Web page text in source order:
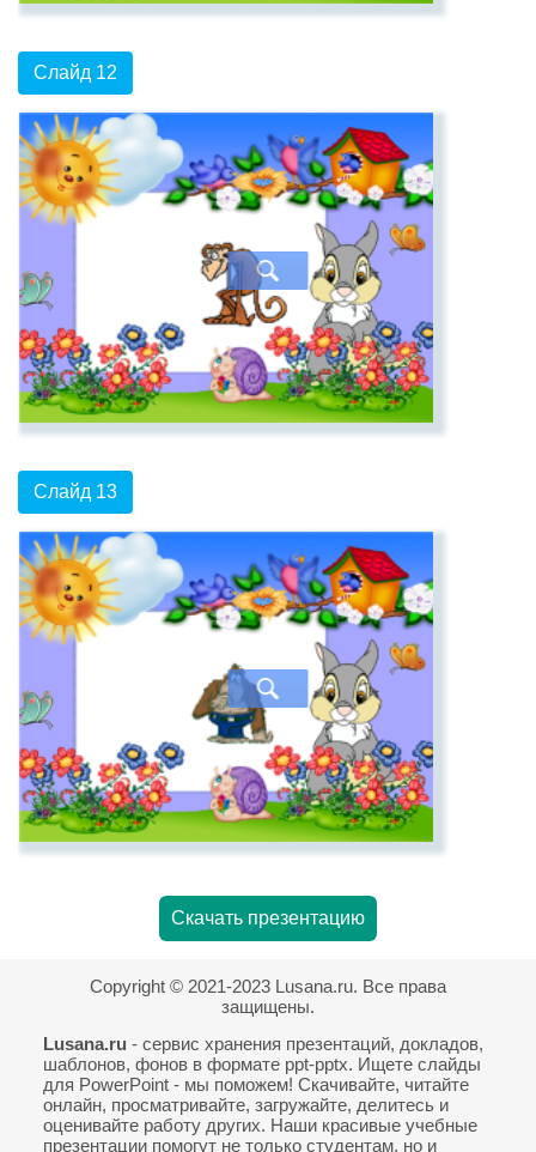
Слайд 12
Слайд 13
Скачать презентацию
Copyright © 2021-2023 Lusana.ru. Все права
защищены.
Lusana.ru - сервис хранения презентаций, докладов,
шаблонов, фонов в формате ppt-pptx. Ищете слайды
для PowerPoint - мы поможем! Скачивайте, читайте
онлайн, просматривайте, загружайте, делитесь и
оценивайте работу других. Наши красивые учебные
презентации помогут не только студентам, но и